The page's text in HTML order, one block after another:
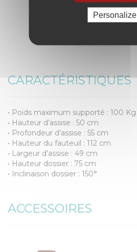
CARACTÉRISTIQUES
• Poids maximum supporté : 100 Kg
• Hauteur d’assise : 50 cm
• Profondeur d’assise : 55 cm
• Hauteur du fauteuil : 112 cm
• Largeur d’assise : 49 cm
• Hauteur dossier : 75 cm
• Inclinaison dossier : 150°
ACCESSOIRES
Personalize